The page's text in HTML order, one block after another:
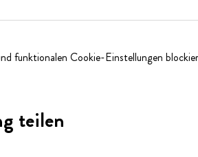
funktionalen Cookie-Einstellungen
teilen